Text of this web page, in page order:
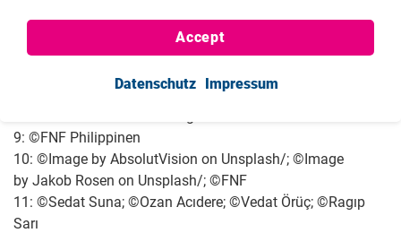
6: ©FNF Andean Countries; ©Photo by Cristian Hernández;
7: ©FNF Project 39-A 2021
9: ©FNF Philippinen
10: ©Image by AbsolutVision on Unsplash/; ©Image
by Jakob Rosen on Unsplash/; ©FNF
11: ©Sedat Suna; ©Ozan Acıdere; ©Vedat Örüç; ©Ragıp
Sarı
Accept
Datenschutz Impressum